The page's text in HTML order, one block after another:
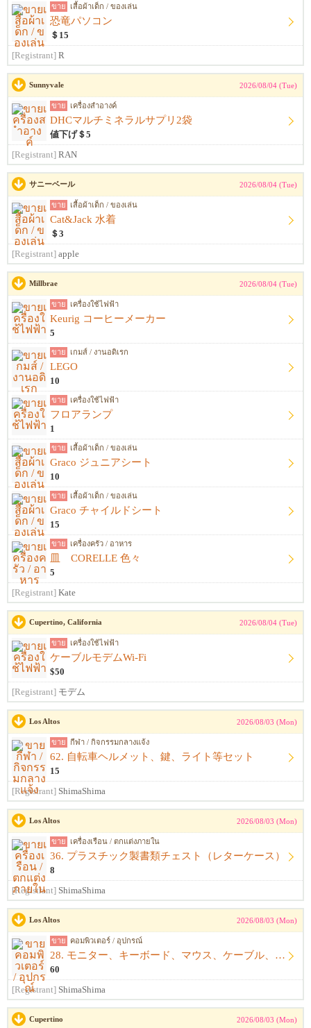
ขาย เสื้อผ้าเด็ก / ของเล่น
恐竜パソコン
＄15
[Registrant] R
Sunnyvale 2026/08/04 (Tue)
ขาย เครื่องสำอางค์
DHCマルチミネラルサプリ2袋
値下げ＄5
[Registrant] RAN
サニーベール 2026/08/04 (Tue)
ขาย เสื้อผ้าเด็ก / ของเล่น
Cat&Jack 水着
＄3
[Registrant] apple
Millbrae 2026/08/04 (Tue)
ขาย เครื่องใช้ไฟฟ้า
Keurig コーヒーメーカー
5
ขาย เกมส์ / งานอดิเรก
LEGO
10
ขาย เครื่องใช้ไฟฟ้า
フロアランプ
1
ขาย เสื้อผ้าเด็ก / ของเล่น
Graco ジュニアシート
10
ขาย เสื้อผ้าเด็ก / ของเล่น
Graco チャイルドシート
15
ขาย เครื่องครัว / อาหาร
皿 CORELLE 色々
5
[Registrant] Kate
Cupertino, California 2026/08/04 (Tue)
ขาย เครื่องใช้ไฟฟ้า
ケーブルモデムWi-Fi
$50
[Registrant] モデム
Los Altos 2026/08/03 (Mon)
ขาย กีฬา / กิจกรรมกลางแจ้ง
62. 自転車ヘルメット、鍵、ライト等セット
15
[Registrant] ShimaShima
Los Altos 2026/08/03 (Mon)
ขาย เครื่องเรือน / ตกแต่งภายใน
36. プラスチック製書類チェスト（レターケース）
8
[Registrant] ShimaShima
Los Altos 2026/08/03 (Mon)
ขาย คอมพิวเตอร์ / อุปกรณ์
28. モニター、キーボード、マウス、ケーブル、アームレスト一式
60
[Registrant] ShimaShima
Cupertino 2026/08/03 (Mon)